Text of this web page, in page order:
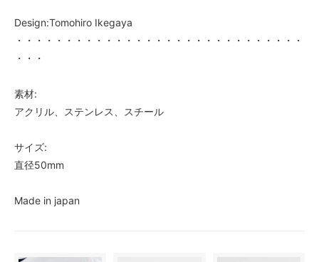
Design:Tomohiro Ikegaya
・・・・・・・・・・・・・・・・・・・・・・・・・・・・・
・・・
素材:
アクリル、ステンレス、スチール
サイズ:
直径50mm
Made in japan